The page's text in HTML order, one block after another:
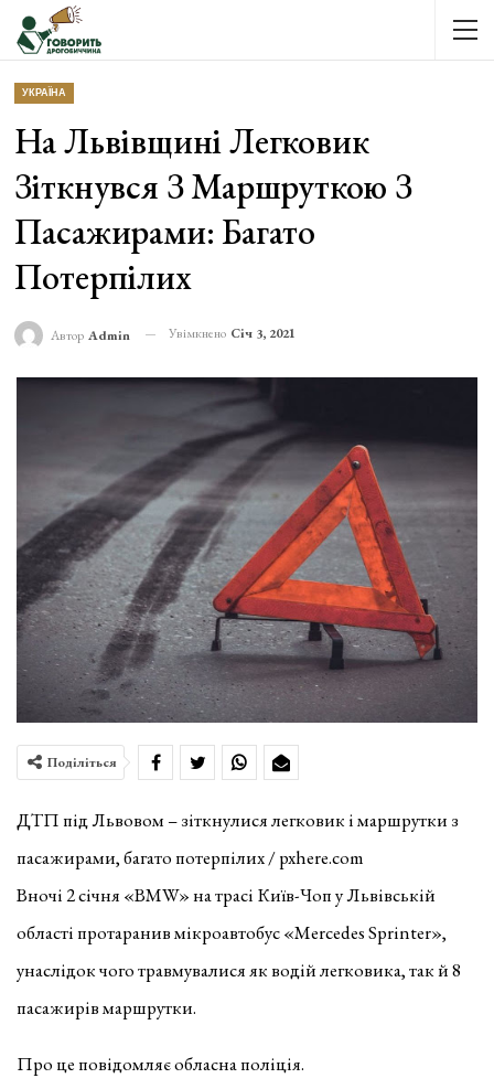
УКРАЇНА
На Львівщині Легковик
Зіткнувся З Маршруткою З
Пасажирами: Багато
Потерпілих
Автор Admin Увімкнено Січ 3, 2021
Поділіться
ДТП під Львовом – зіткнулися легковик і маршрутки з
пасажирами, багато потерпілих / pxhere.com
Вночі 2 січня «BMW» на трасі Київ-Чоп у Львівській
області протаранив мікроавтобус «Mercedes Sprinter»,
унаслідок чого травмувалися як водій легковика, так й 8
пасажирів маршрутки.
Про це повідомляє обласна поліція.